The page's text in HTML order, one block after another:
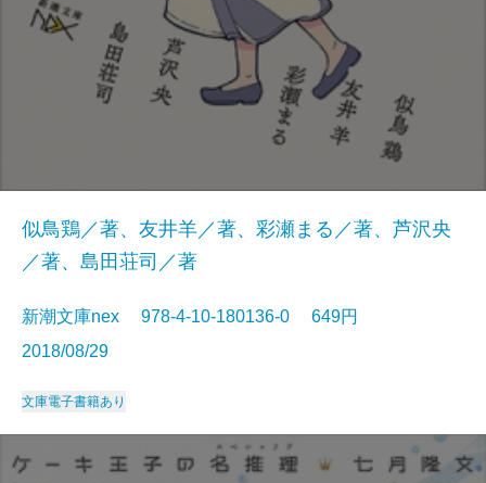
似鳥鶏／著、友井羊／著、彩瀬まる／著、芦沢央
／著、島田荘司／著
新潮文庫nex 978-4-10-180136-0 649円
2018/08/29
文庫電子書籍あり